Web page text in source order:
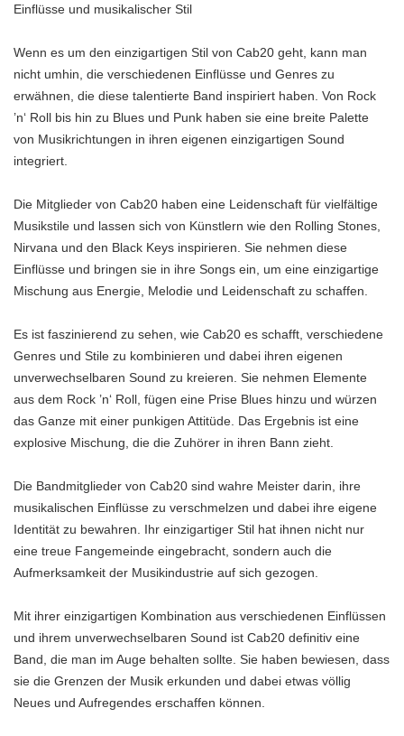
Einflüsse und musikalischer Stil
Wenn es um den einzigartigen Stil von Cab20 geht, kann man
nicht umhin, die verschiedenen Einflüsse und Genres zu
erwähnen, die diese talentierte Band inspiriert haben. Von Rock
’n‘ Roll bis hin zu Blues und Punk haben sie eine breite Palette
von Musikrichtungen in ihren eigenen einzigartigen Sound
integriert.
Die Mitglieder von Cab20 haben eine Leidenschaft für vielfältige
Musikstile und lassen sich von Künstlern wie den Rolling Stones,
Nirvana und den Black Keys inspirieren. Sie nehmen diese
Einflüsse und bringen sie in ihre Songs ein, um eine einzigartige
Mischung aus Energie, Melodie und Leidenschaft zu schaffen.
Es ist faszinierend zu sehen, wie Cab20 es schafft, verschiedene
Genres und Stile zu kombinieren und dabei ihren eigenen
unverwechselbaren Sound zu kreieren. Sie nehmen Elemente
aus dem Rock ’n‘ Roll, fügen eine Prise Blues hinzu und würzen
das Ganze mit einer punkigen Attitüde. Das Ergebnis ist eine
explosive Mischung, die die Zuhörer in ihren Bann zieht.
Die Bandmitglieder von Cab20 sind wahre Meister darin, ihre
musikalischen Einflüsse zu verschmelzen und dabei ihre eigene
Identität zu bewahren. Ihr einzigartiger Stil hat ihnen nicht nur
eine treue Fangemeinde eingebracht, sondern auch die
Aufmerksamkeit der Musikindustrie auf sich gezogen.
Mit ihrer einzigartigen Kombination aus verschiedenen Einflüssen
und ihrem unverwechselbaren Sound ist Cab20 definitiv eine
Band, die man im Auge behalten sollte. Sie haben bewiesen, dass
sie die Grenzen der Musik erkunden und dabei etwas völlig
Neues und Aufregendes erschaffen können.